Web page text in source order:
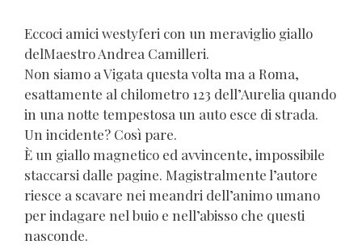
Eccoci amici westyferi con un meraviglio giallo
delMaestro Andrea Camilleri.
Non siamo a Vigata questa volta ma a Roma,
esattamente al chilometro 123 dell’Aurelia quando
in una notte tempestosa un auto esce di strada.
Un incidente? Così pare.
È un giallo magnetico ed avvincente, impossibile
staccarsi dalle pagine. Magistralmente l’autore
riesce a scavare nei meandri dell’animo umano
per indagare nel buio e nell’abisso che questi
nasconde.